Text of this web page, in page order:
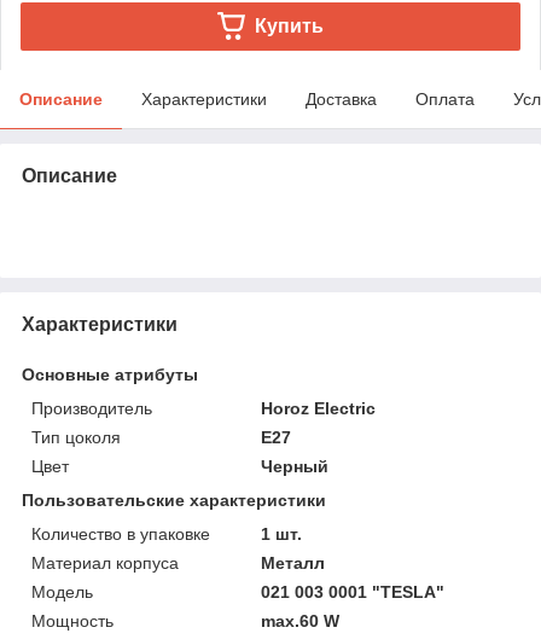
Купить
Описание Характеристики Доставка Оплата
Описание
Характеристики
Основные атрибуты
Производитель
Horoz Electric
Тип цоколя
E27
Цвет
Черный
Пользовательские характеристики
Количество в упаковке
1 шт.
Материал корпуса
Металл
Модель
021 003 0001 "TESLA"
Мощность
max.60 W